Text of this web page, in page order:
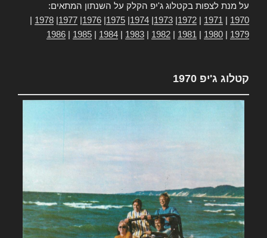
על מנת לצפות בקטלוג ג'יפ הקלק על השנתון המתאים:
1970
1971
1972
1973
1974
1975
1976
1977
1978
1979
1980
1981
1982
1983
1984
1985
1986
קטלוג ג'יפ 1970